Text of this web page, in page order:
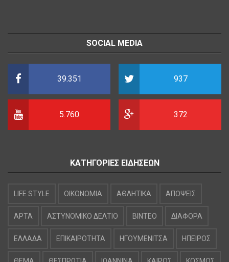
SOCIAL MEDIA
39.351 937
5.760 372
ΚΑΤΗΓΟΡΙΕΣ ΕΙΔΗΣΕΩΝ
LIFE STYLE OIKONOMIA ΑΘΛΗΤΙΚΑ ΑΠΟΨΕΙΣ
ΑΡΤΑ ΑΣΤΥΝΟΜΙΚΟ ΔΕΛΤΙΟ ΒΙΝΤΕΟ ΔΙΑΦΟΡΑ
ΕΛΛΑΔΑ ΕΠΙΚΑΙΡΟΤΗΤΑ ΗΓΟΥΜΕΝΙΤΣΑ ΗΠΕΙΡΟΣ